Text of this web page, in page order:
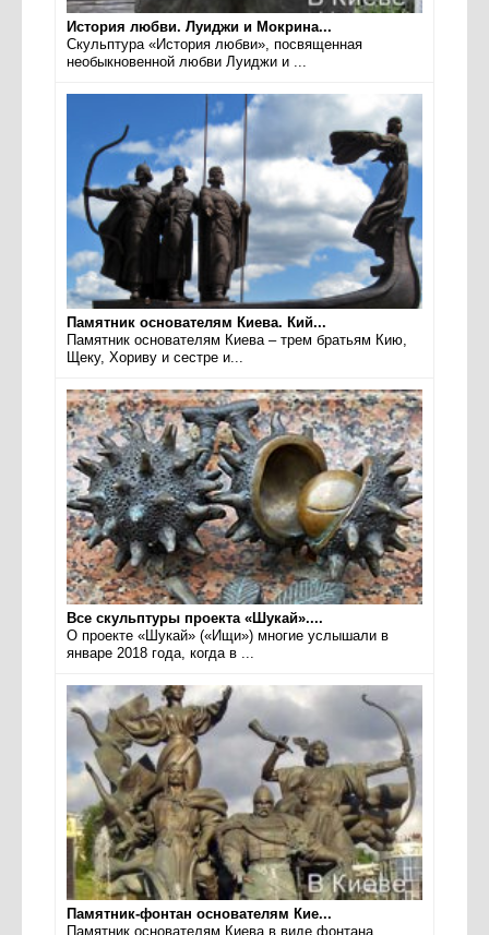
История любви. Луиджи и Мокрина...
Скульптура «История любви», посвященная
необыкновенной любви Луиджи и ...
Памятник основателям Киева. Кий...
Памятник основателям Киева – трем братьям Кию,
Щеку, Хориву и сестре и...
Все скульптуры проекта «Шукай»....
О проекте «Шукай» («Ищи») многие услышали в
январе 2018 года, когда в ...
Памятник-фонтан основателям Кие...
Памятник основателям Киева в виде фонтана